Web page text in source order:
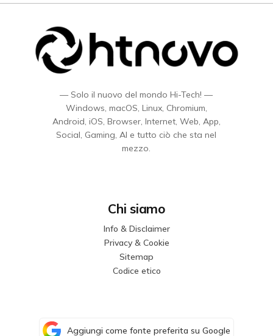
— Solo il nuovo del mondo Hi-Tech! —
Windows, macOS, Linux, Chromium,
Android, iOS, Browser, Internet, Web, App,
Social, Gaming, AI e tutto ciò che sta nel
mezzo.
Chi siamo
Info & Disclaimer
Privacy & Cookie
Sitemap
Codice etico
Aggiungi come fonte preferita su Google